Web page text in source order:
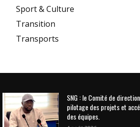
Sport & Culture
Transition
Transports
SNG : le Comité de
pilotage des projets et
des équipes.